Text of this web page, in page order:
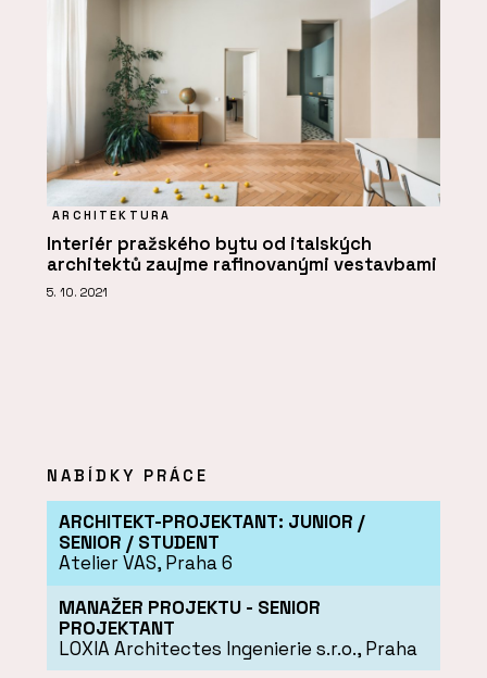
ARCHITEKTURA
Interiér pražského bytu od italských
architektů zaujme rafinovanými vestavbami
5. 10. 2021
NABÍDKY PRÁCE
ARCHITEKT-PROJEKTANT: JUNIOR /
SENIOR / STUDENT
Atelier VAS, Praha 6
MANAŽER PROJEKTU - SENIOR
PROJEKTANT
LOXIA Architectes Ingenierie s.r.o., Praha